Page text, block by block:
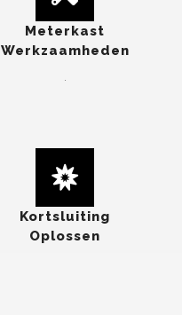
Meterkast
Werkzaamheden
Kortsluiting
Oplossen